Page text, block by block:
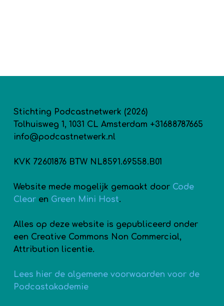
Stichting Podcastnetwerk (2026)
Tolhuisweg 1, 1031 CL Amsterdam +31688787665
info@podcastnetwerk.nl
KVK 72601876 BTW NL8591.69558.B01
Website mede mogelijk gemaakt door Code
Clearen Green Mini Host.
Alles op deze website is gepubliceerd onder
een Creative Commons Non Commercial,
Attribution licentie.
Lees hier de algemene voorwaarden voor de
Podcastakademie